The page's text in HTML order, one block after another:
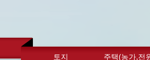
토지 주택(농가,전